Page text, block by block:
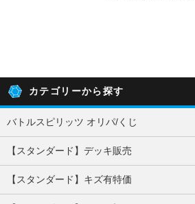
カテゴリーから探す
バトルスピリッツ オリパ/くじ
【スタンダード】デッキ販売
【スタンダード】キズ有特価